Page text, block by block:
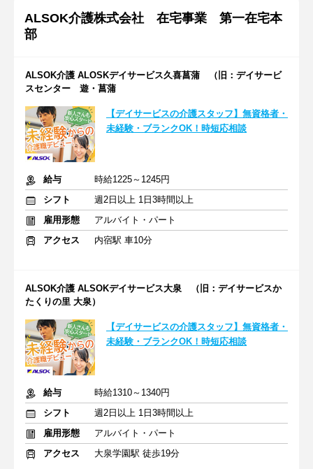
ALSOK介護株式会社 在宅事業 第一在宅本
部
ALSOK介護 ALOSKデイサービス久喜菖蒲 （旧：デイサービ
スセンター 遊・菖蒲
【デイサービスの介護スタッフ】無資格者・
未経験・ブランクOK！時短応相談
給与
時給1225～1245円
シフト
週2日以上 1日3時間以上
雇用形態
アルバイト・パート
アクセス
内宿駅 車10分
ALSOK介護 ALSOKデイサービス大泉 （旧：デイサービスか
たくりの里 大泉）
【デイサービスの介護スタッフ】無資格者・
未経験・ブランクOK！時短応相談
給与
時給1310～1340円
シフト
週2日以上 1日3時間以上
雇用形態
アルバイト・パート
アクセス
大泉学園駅 徒歩19分